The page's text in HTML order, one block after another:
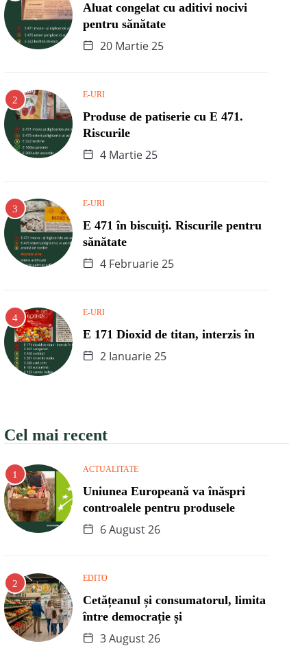
Aluat congelat cu aditivi nocivi
pentru sănătate
20 Martie 25
E-URI
Produse de patiserie cu E 471.
Riscurile
4 Martie 25
E-URI
E 471 în biscuiți. Riscurile pentru
sănătate
4 Februarie 25
E-URI
E 171 Dioxid de titan, interzis în
2 Ianuarie 25
Cel mai recent
ACTUALITATE
Uniunea Europeană va înăspri
controalele pentru produsele
6 August 26
EDITO
Cetățeanul și consumatorul, limita
între democrație și
3 August 26